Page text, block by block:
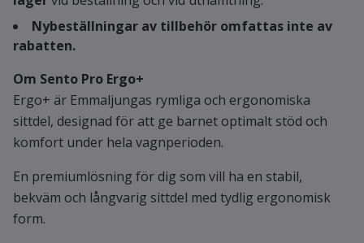
Nybeställningar av tillbehör omfattas inte av
rabatten.
Om Sento Pro Ergo+
Ergo+ är Emmaljungas rymliga och ergonomiska
sittdel, designad för att ge barnet optimalt stöd och
komfort under hela vagnperioden.
En premiumlösning för dig som vill ha en stabil,
bekväm och långvarig sittdel med tydlig ergonomisk
form.